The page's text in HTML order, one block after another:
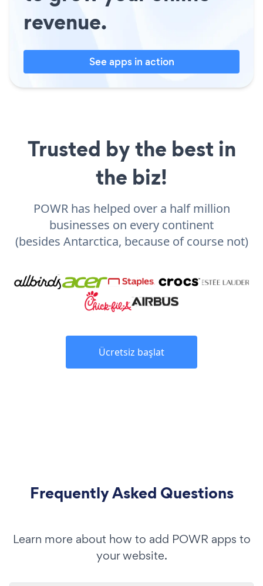
revenue.
See apps in action
Trusted by the best in
the biz!
POWR has helped over a half million
businesses on every continent
(besides Antarctica, because of course not)
Ücretsiz başlat
Frequently Asked Questions
Learn more about how to add POWR apps to
your website.